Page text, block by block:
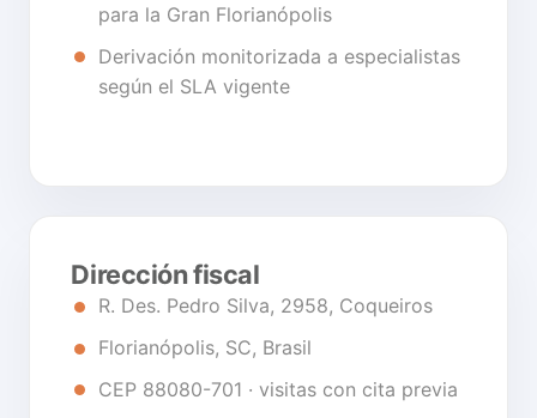
para la Gran Florianópolis
Derivación monitorizada a especialistas
según el SLA vigente
Dirección fiscal
R. Des. Pedro Silva, 2958, Coqueiros
Florianópolis, SC, Brasil
CEP 88080-701 · visitas con cita previa